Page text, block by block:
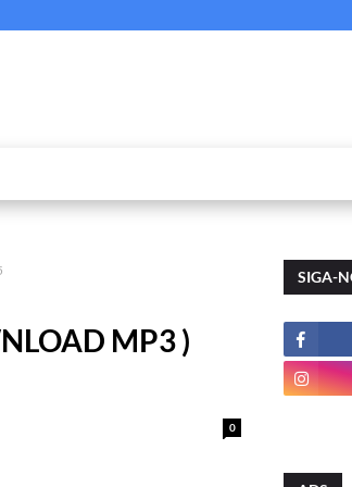
MP3 )
0
SIGA-